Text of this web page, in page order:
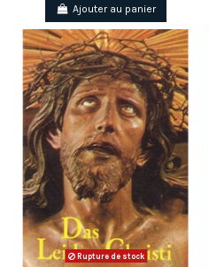
Ajouter au panier
Rupture de stock